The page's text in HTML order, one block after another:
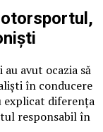
avut ocazia să
în conducere
explicat diferența
responsabil în